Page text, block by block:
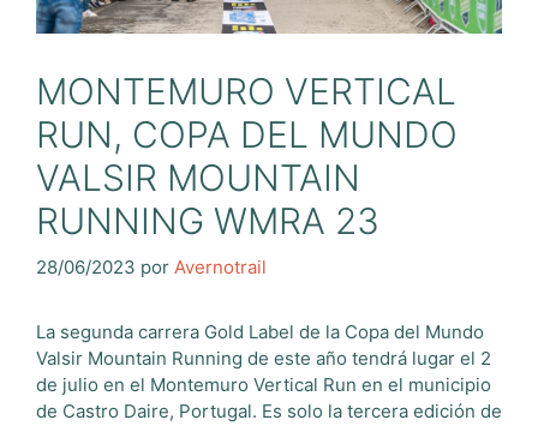
MONTEMURO VERTICAL
RUN, COPA DEL MUNDO
VALSIR MOUNTAIN
RUNNING WMRA 23
28/06/2023 por Avernotrail
La segunda carrera Gold Label de la Copa del Mundo
Valsir Mountain Running de este año tendrá lugar el 2
de julio en el Montemuro Vertical Run en el municipio
de Castro Daire, Portugal. Es solo la tercera edición de